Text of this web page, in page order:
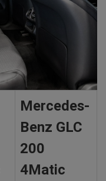
Mercedes-
Benz GLC
200
4Matic